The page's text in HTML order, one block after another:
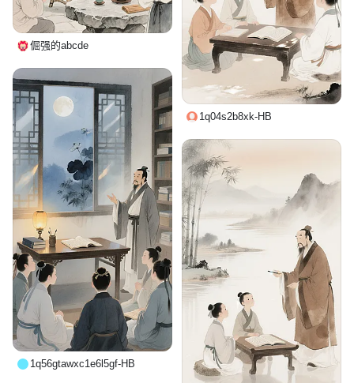
倔强的abcde
1q04s2b8xk-HB
1q56gtawxc1e6l5gf-HB